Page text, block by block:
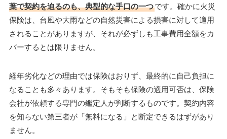
葉で契約を迫るのも、典型的な手口の一つです。確かに火災
保険は、台風や大雨などの自然災害による損害に対して適用
されることがありますが、それが必ずしも工事費用全額をカ
バーするとは限りません。
経年劣化などの理由では保険はおりず、最終的に自己負担に
なることも多々あります。そもそも保険の適用可否は、保険
会社が依頼する専門の鑑定人が判断するものです。契約内容
を知らない第三者が「無料になる」と断定できるはずがあり
ません。